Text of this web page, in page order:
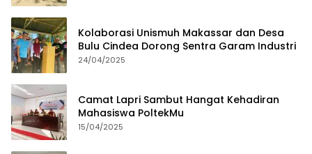
Kolaborasi Unismuh Makassar dan Desa
Bulu Cindea Dorong Sentra Garam Industri
24/04/2025
Camat Lapri Sambut Hangat Kehadiran
Mahasiswa PoltekMu
15/04/2025